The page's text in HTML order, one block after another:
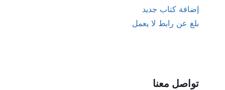
إضافة كتاب جديد
بلغ عن رابط لا يعمل
تواصل معنا